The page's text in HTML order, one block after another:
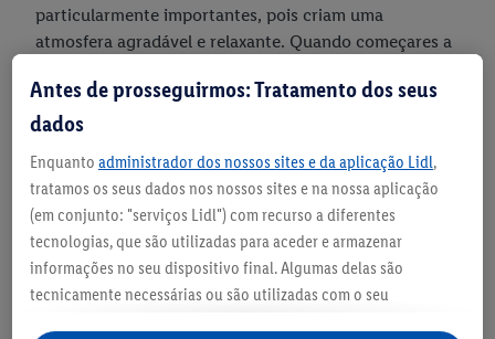
particularmente importantes, pois criam uma
atmosfera agradável e relaxante. Quando começares a
mas subtis, que não estimulem demasiado o teu filho.
As cores claras e pastel são as mais indicadas. Por
exemplo, podes decorar o quarto do bebé com um azul
claro suave, um amarelo quente, mas não brilhante, ou
tons de verde-menta ou bege.
Podes, e deves, utilizar várias cores, mas, neste caso,
deves ter cuidado para não trazer demasiada
Antes de prosseguirmos: Tratamento dos seus
dados
Enquanto administrador dos nossos sites e da aplicação Lidl,
tratamos os seus dados nos nossos sites e na nossa aplicação
(em conjunto: "serviços Lidl") com recurso a diferentes
tecnologias, que são utilizadas para aceder e armazenar
informações no seu dispositivo final. Algumas delas são
tecnicamente necessárias ou são utilizadas com o seu